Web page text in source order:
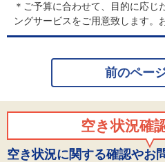
＊ご予算に合わせて、目的に応じ
ングサービスをご用意致します。
前のペー
空き状況確
空き状況に関する確認やお